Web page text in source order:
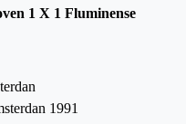
1 X 1 Fluminense
1991